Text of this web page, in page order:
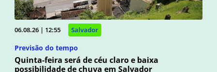
06.08.26 | 12:55 Salvador
Previsão do tempo
Quinta-feira será de céu claro e baixa
possibilidade de chuva em Salvador